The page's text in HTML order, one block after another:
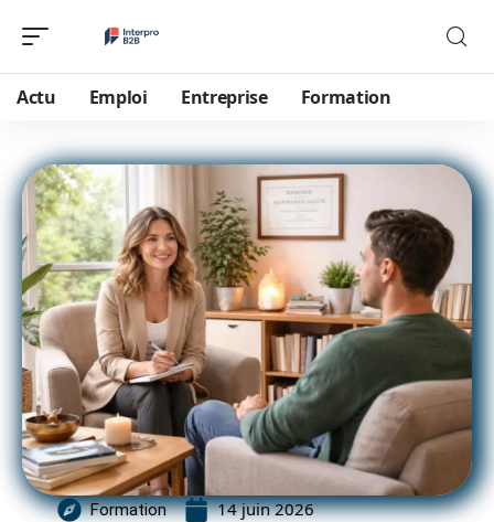
Actu Emploi Entreprise Formation
Formation 14 juin 2026